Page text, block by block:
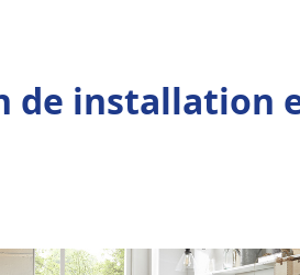
de installation